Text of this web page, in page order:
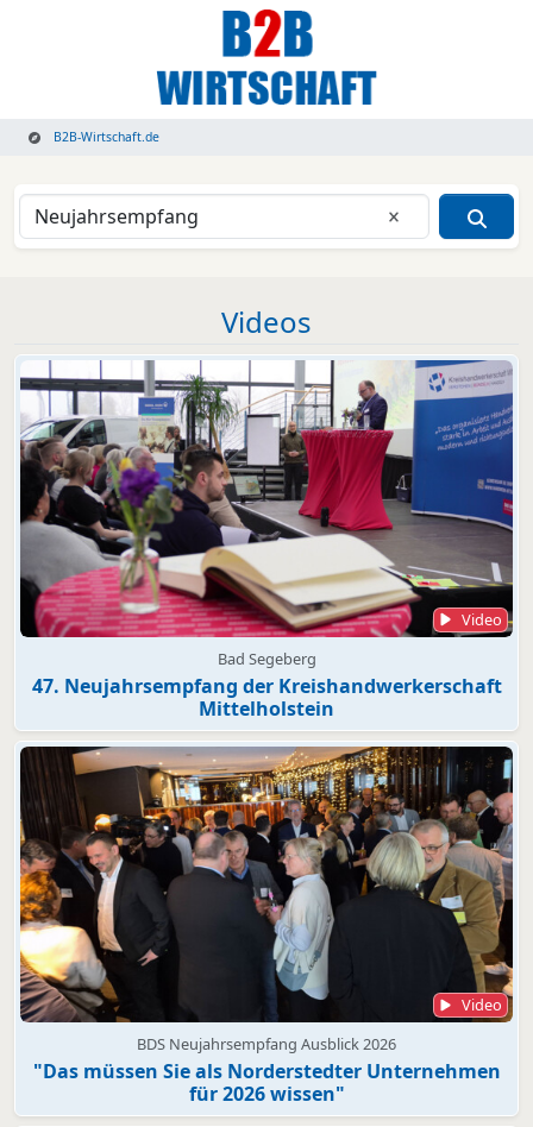
B2B-Wirtschaft.de
Eingabe
Videos
Video
Bad Segeberg
47. Neujahrsempfang der Kreishandwerkerschaft
Mittelholstein
Video
BDS Neujahrsempfang Ausblick 2026
"Das müssen Sie als Norderstedter Unternehmen
für 2026 wissen"